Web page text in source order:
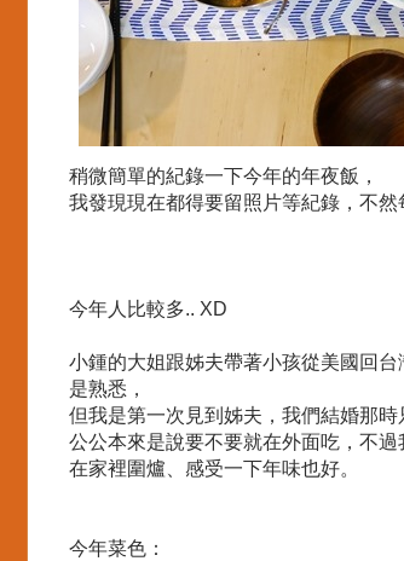
稍微簡單的紀錄一下今年的年夜飯，
我發現現在都得要留照片等紀錄，不
今年人比較多.. XD
小鍾的大姐跟姊夫帶著小孩從美國回
是熟悉，
但我是第一次見到姊夫，我們結婚那時
公公本來是說要不要就在外面吃，不
在家裡圍爐、感受一下年味也好。
今年菜色：